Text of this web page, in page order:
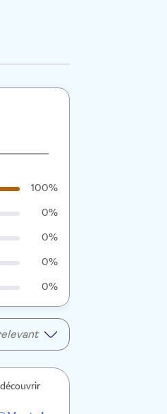
100%
0%
0%
0%
0%